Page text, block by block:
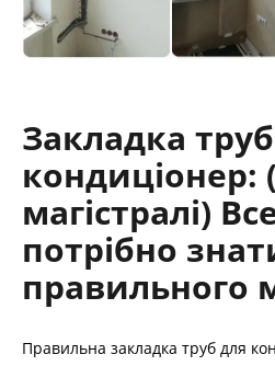
Закладка
кондиціонер:
магістралі)
потрібно
правильного
Правильна закладка труб для